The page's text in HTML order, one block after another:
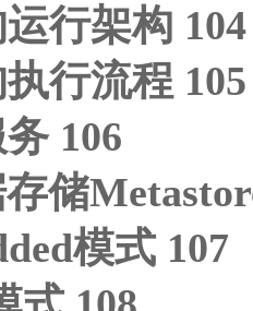
行架构 104
行流程 105
106
储
模式 107